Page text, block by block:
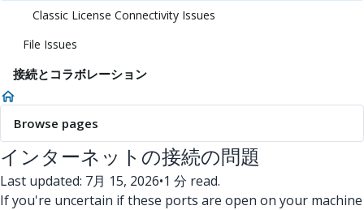
Classic License Connectivity Issues
File Issues
接続とコラボレーション
Browse pages
インターネットの接続の問題
Last updated: 7月 15, 2026•1 分 read.
If you're uncertain if these ports are open on your machine